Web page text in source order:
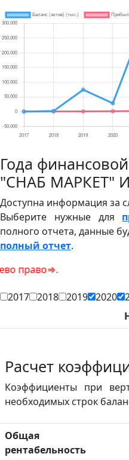
Года
"СНАБ МАРКЕТ"
Доступна информация за
Выберите нужные для
полного отчета, данные
полный отчет.
2017 2018 2019 2020
Расчет
Коэффициенты при
необходимых строк
Общая
рентабельность